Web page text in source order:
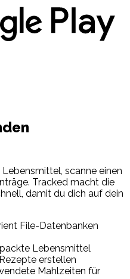
scanne einen
Tracked macht die
damit du dich auf dein
File-Datenbanken
Lebensmittel
erstellen
Mahlzeiten für